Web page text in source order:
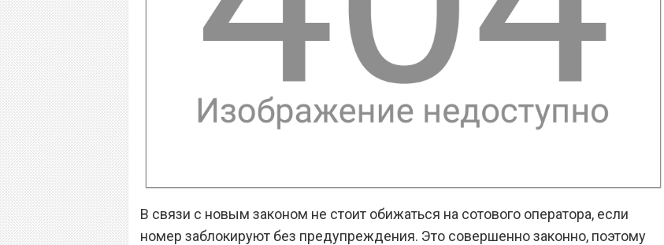
В связи с новым законом не стоит обижаться на сотового оператора, если
номер заблокируют без предупреждения. Это совершенно законно, поэтому